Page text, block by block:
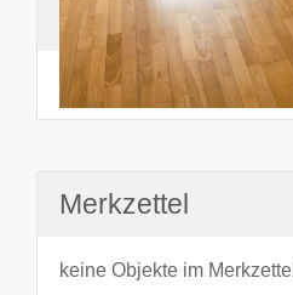
Suchhistorie
noch nichts angesehen
Merkzettel
keine Objekte im Merkzettel